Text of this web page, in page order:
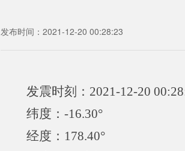
发布时间：2021-12-20 00:28:23
发震时刻：2021-12-20
纬度：-16.30°
经度：178.40°